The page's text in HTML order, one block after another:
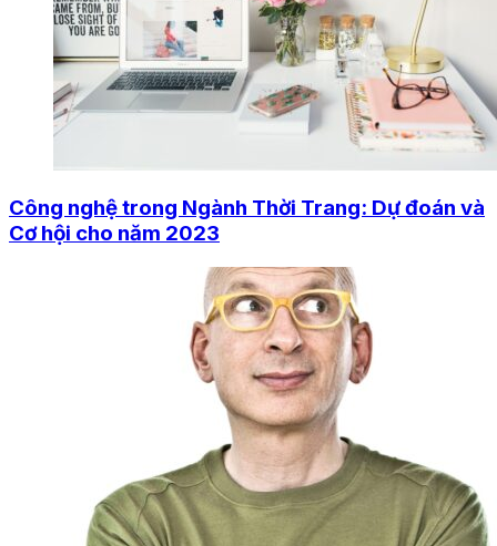
Công nghệ trong Ngành Thời Trang: Dự đoán và
Cơ hội cho năm 2023